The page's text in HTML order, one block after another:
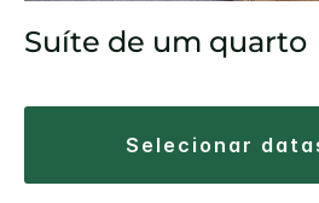
Suíte de um quarto
selecionar